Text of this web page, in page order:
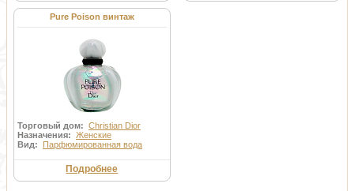
Pure Poison винтаж
Торговый дом: Christian Dior
Назначения: Женские
Вид: Парфюмированная вода
Подробнее